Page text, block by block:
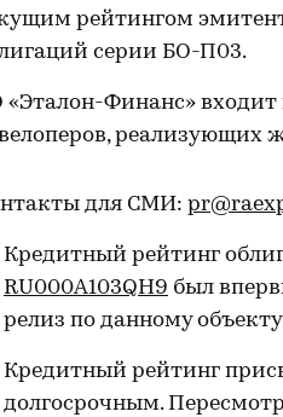
рейтингом
серии БО-П03.
«Эталон-Финанс» входит
реализующих
для СМИ:
Кредитный рейтинг
RU000A103QH9 был
релиз по данному
Кредитный рейтинг
долгосрочным.